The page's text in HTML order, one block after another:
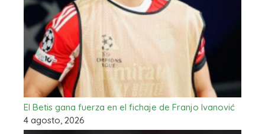
El Betis gana fuerza en el fichaje de Franjo Ivanović
4 agosto, 2026